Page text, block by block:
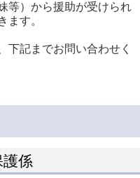
等）から援助が受けられ
ます。
下記までお問い合わせく
係